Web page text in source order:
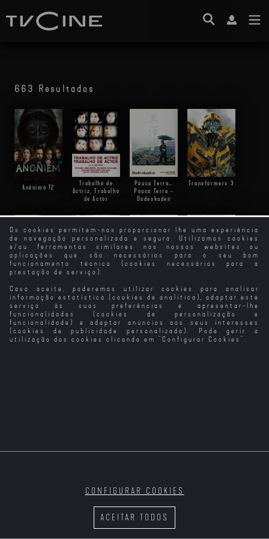
Os cookies permitem-nos proporcionar lhe uma experiência
de navegação personalizada e segura. Utilizamos cookies
e/ou ferramentas similares nos nossos websites ou
aplicações que são necessários para o seu bom
funcionamento técnico (cookies necessários para a
prestação de serviço).
Caso aceite, poderemos utilizar cookies para analisar
informação estatística (cookies de analítica), adaptar este
serviço às suas preferências e apresentar-lhe
funcionalidades (cookies de personalização e
funcionalidade) e adaptar anúncios aos seus interesses
(cookies de publicidade personalizada). Pode gerir a
utilização dos cookies clicando em " Configurar Cookies ".
ACEITAR TODOS
CONFIGURAR COOKIES
663 Resultados
Anónimo T2
Trabalho de
Actriz, Trabalho
de Actor
Pouca Terra…
Pouca Terra -
Dodeskaden
Transformers 3
O Caso Thomas
Crown (1999)
Transformers:
Era da Extinção
Transformers -
Retaliação
Transformers: O
Último
Cavaleiro